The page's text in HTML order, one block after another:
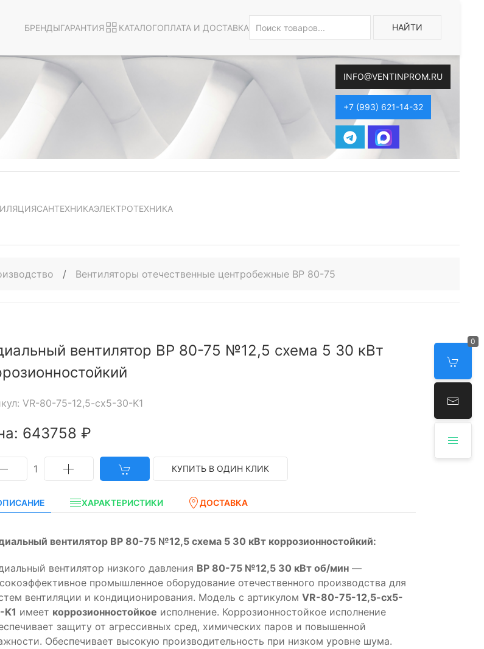
БРЕНДЫГАРАНТИЯ КАТАЛОГОПЛАТА И ДОСТАВКА НАЙТИ
INFO@VENTINPROM.RU
+7 (993) 621-14-32
0
САНТЕХНИКАЭЛЕКТРОТЕХНИКА
/ Вентиляторы отечественные центробежные ВР 80-75
вентилятор ВР 80-75 №12,5 схема 5 30 кВт
VR-80-75-12,5-cx5-30-K1
643758 ₽
1 КУПИТЬ В ОДИН КЛИК
ХАРАКТЕРИСТИКИ ДОСТАВКА
вентилятор ВР 80-75 №12,5 схема 5 30 кВт коррозионностойкий:
вентилятор низкого давления ВР 80-75 №12,5 30 кВт об/мин —
промышленное оборудование отечественного производства для
вентиляции и кондиционирования. Модель с артикулом VR-80-75-12,5-cx5-
K1 имеет коррозионностойкое исполнение. Коррозионностойкое исполнение
защиту от агрессивных сред, химических паров и повышенной
Обеспечивает высокую производительность при низком уровне шума.